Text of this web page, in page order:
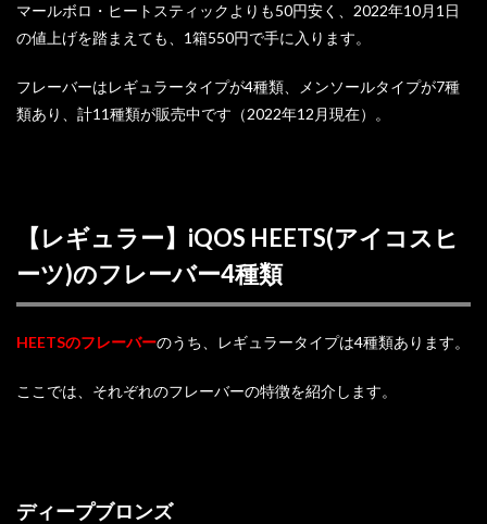
マールボロ・ヒートスティックよりも50円安く、 2022年10月1日
の値上げを踏まえても、1箱550円で手に入ります。
フレーバーはレギュラータイプが4種類、メンソールタイプが7種
類あり、計11種類が販売中です（2022年12月現在）。
【レギュラー】iQOS HEETS(アイコスヒ
ーツ)のフレーバー4種類
HEETSのフレーバーのうち、レギュラータイプは4種類あります。
ここでは、それぞれのフレーバーの特徴を紹介します。
ディープブロンズ